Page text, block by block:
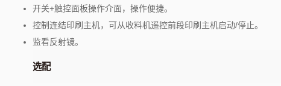
开关+触控面板操作介面，操作便捷。
控制连结印刷主机，可从收料机遥控前段印刷主机启动/停止。
监看反射镜。
选配